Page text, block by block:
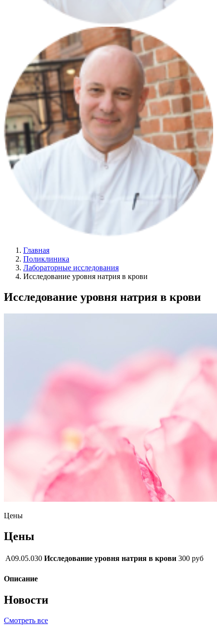
Главная
Поликлиника
Лабораторные исследования
Исследование уровня натрия в крови
Исследование уровня натрия в крови
Цены
Цены
A09.05.030 Исследование уровня натрия в крови 300 руб
Описание
Новости
Смотреть все